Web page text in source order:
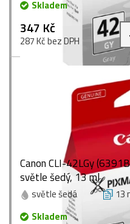
Skladem
347 Kč
287 Kč bez DPH
Canon CLI-42LGy
světle šedý, 13 ml
světle šedá 13
Skladem